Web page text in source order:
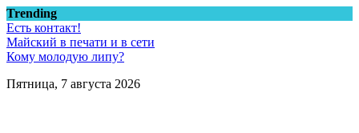
Перейти
к
содержимому
Trending
Есть контакт!
Майский в печати и в сети
Кому молодую липу?
Пятница, 7 августа 2026